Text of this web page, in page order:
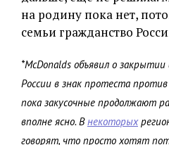
на родину пока нет,
семьи гражданство
*McDonalds объявил о закрытии
России в знак протеста
пока закусочные продолжают
вполне ясно. В некоторых
говорят, что просто хотят